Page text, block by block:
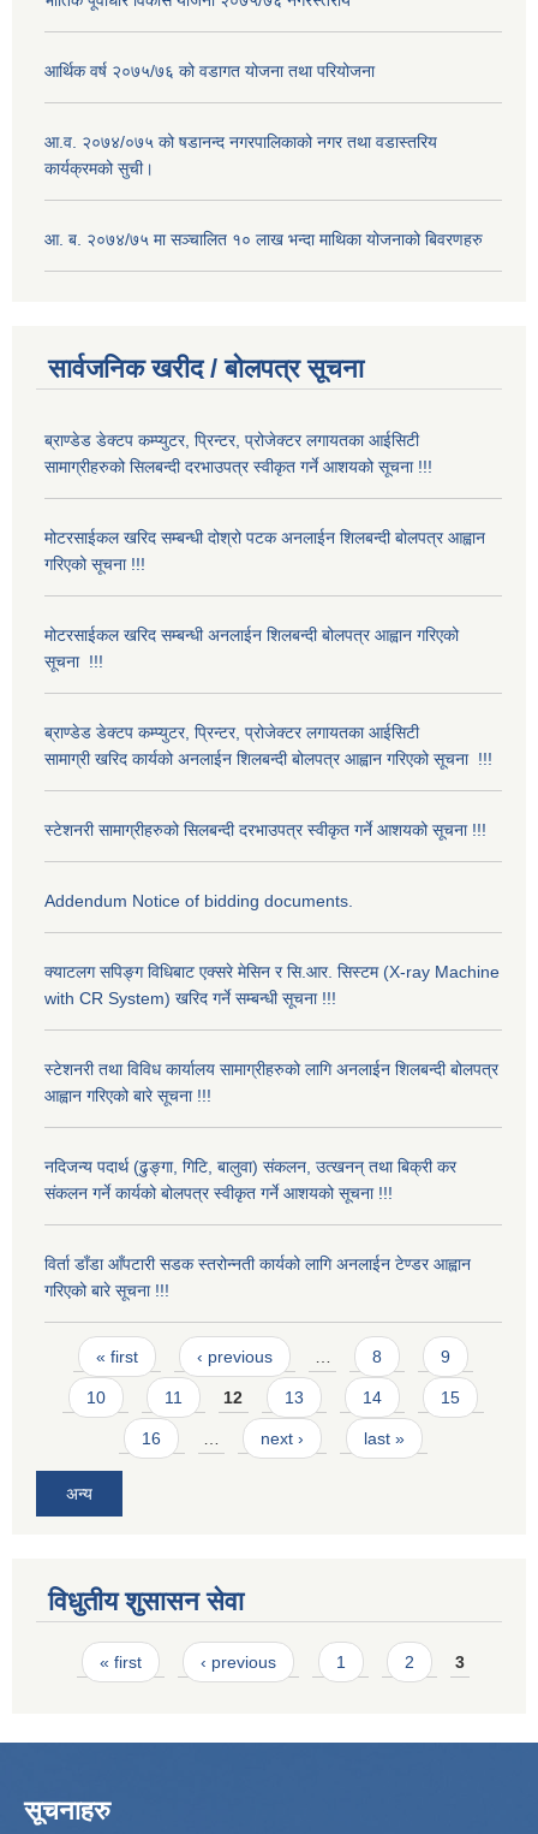
आर्थिक वर्ष २०७५/७६ को वडागत योजना तथा परियोजना
आ.व. २०७४/०७५ को षडानन्द नगरपालिकाको नगर तथा वडास्तरिय
कार्यक्रमको सुची।
आ. ब. २०७४/७५ मा सञ्चालित १० लाख भन्दा माथिका योजनाको बिवरणहरु
सार्वजनिक खरीद / बोलपत्र सूचना
ब्राण्डेड डेक्टप कम्प्युटर, प्रिन्टर, प्रोजेक्टर लगायतका आईसिटी
सामाग्रीहरुको सिलबन्दी दरभाउपत्र स्वीकृत गर्ने आशयको सूचना !!!
मोटरसाईकल खरिद सम्बन्धी दोश्रो पटक अनलाईन शिलबन्दी बोलपत्र आह्वान
गरिएको सूचना !!!
मोटरसाईकल खरिद सम्बन्धी अनलाईन शिलबन्दी बोलपत्र आह्वान गरिएको
सूचना !!!
ब्राण्डेड डेक्टप कम्प्युटर, प्रिन्टर, प्रोजेक्टर लगायतका आईसिटी
सामाग्री खरिद कार्यको अनलाईन शिलबन्दी बोलपत्र आह्वान गरिएको सूचना !!!
स्टेशनरी सामाग्रीहरुको सिलबन्दी दरभाउपत्र स्वीकृत गर्ने आशयको सूचना !!!
Addendum Notice of bidding documents.
क्याटलग सपिङ्ग विधिबाट एक्सरे मेसिन र सि.आर. सिस्टम (X-ray Machine
with CR System) खरिद गर्ने सम्बन्धी सूचना !!!
स्टेशनरी तथा विविध कार्यालय सामाग्रीहरुको लागि अनलाईन शिलबन्दी बोलपत्र
आह्वान गरिएको बारे सूचना !!!
नदिजन्य पदार्थ (ढुङ्गा, गिटि, बालुवा) संकलन, उत्खनन् तथा बिक्री कर
संकलन गर्ने कार्यको बोलपत्र स्वीकृत गर्ने आशयको सूचना !!!
विर्ता डाँडा आँपटारी सडक स्तरोन्नती कार्यको लागि अनलाईन टेण्डर आह्वान
गरिएको बारे सूचना !!!
Pages
« first ‹ previous 8 9
10 11 12 13 14 15
16 next › last »
अन्य
विधुतीय शुसासन सेवा
Pages
« first ‹ previous 1 2 3
सूचनाहरु